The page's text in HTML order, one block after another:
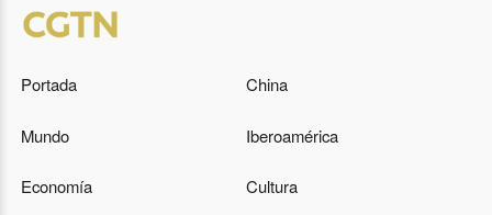
Portada China
Mundo Iberoamérica
Economía Cultura